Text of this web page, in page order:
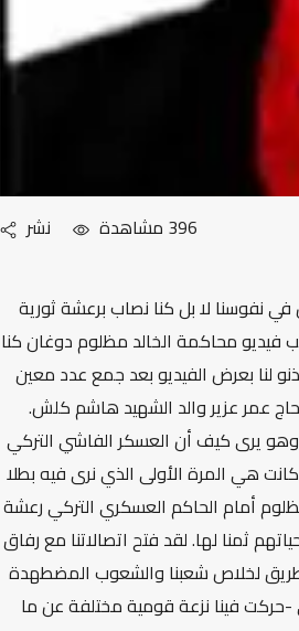
396 مشاهدة
نشر
نفوسنا لا بل كنا نصاب برعشة ثورية
فيديو محاكمة الخالد مظلوم دوغان كنا
لنا بعرض الفيديو بعد جمع عدد معين
عمر عزير والد الشهيد هاشم كلش.
يرى كيف أن العسكر الفاشي التركي
هي المرة الأولى الذي نرى فيه بطلا
أمام الحاكم العسكري التركي رعشة
ثمنا لها. لقد فتح اتصالاتنا مع رفاق
كطريق لخلاص شعبنا والشعوب المضطهدة
-حركت فينا نزعة قومية مختلفة عن ما